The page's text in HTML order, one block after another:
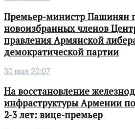
Премьер-министр Пашинян
новоизбранных членов
правления Армянской
демократической партии
30 мая 20:07
На восстановление
инфраструктуры Армении
2-3 лет: вице-премьер